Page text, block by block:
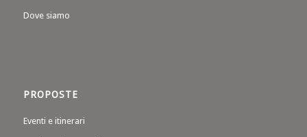
Dove siamo
PROPOSTE
Eventi e itinerari